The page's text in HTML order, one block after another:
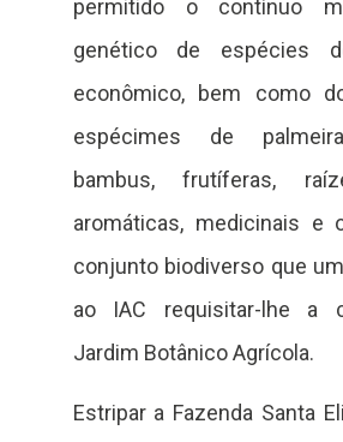
permitido o contínuo
genético de espécies
econômico, bem como
espécimes de
bambus, frutíferas,
aromáticas, medicinais e
conjunto biodiverso que
ao IAC requisitar-lhe a
Jardim Botânico Agrícola.
Estripar a Fazenda Santa